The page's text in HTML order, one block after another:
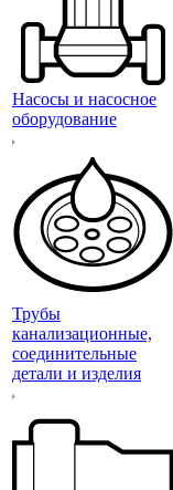
Насосы и насосное
оборудование
Трубы
канализационные,
соединительные
детали и изделия